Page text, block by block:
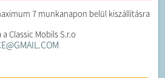
7 munkanapon belül kiszállításra
Classic Mobils S.r.o